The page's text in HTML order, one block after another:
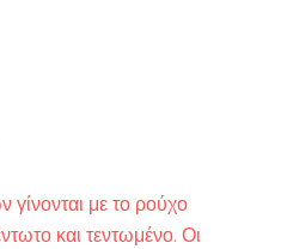
γίνονται με το ρούχο
και τεντωμένο. Οι